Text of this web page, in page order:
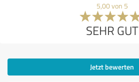
5,00 von 5
SEHR GUT
Jetzt bewerten